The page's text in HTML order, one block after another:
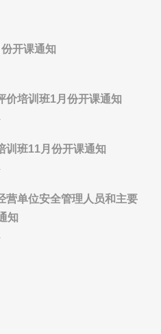
开课通知
价培训班1月份开课通知
训班11月份开课通知
营单位安全管理人员和主要
知